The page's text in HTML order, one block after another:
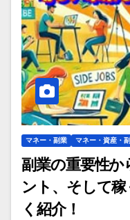
マネー・副業 マネー・資産・
副業の重要性
ント、そして
く紹介！